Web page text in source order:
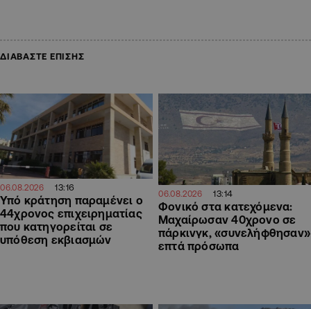
ΔΙΑΒΑΣΤΕ ΕΠΙΣΗΣ
06.08.2026 13:16
Υπό κράτηση παραμένει ο
44χρονος επιχειρηματίας
που κατηγορείται σε
υπόθεση εκβιασμών
06.08.2026 13:14
Φονικό στα κατεχόμενα:
Μαχαίρωσαν 40χρονο σε
πάρκινγκ, «συνελήφθησαν»
επτά πρόσωπα